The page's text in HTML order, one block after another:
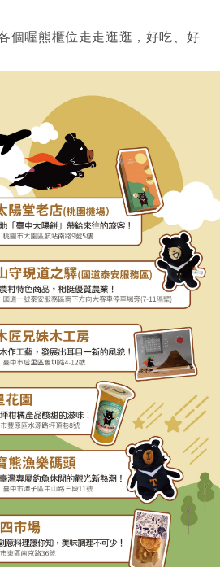
個喔熊櫃位走走逛逛，好吃、好